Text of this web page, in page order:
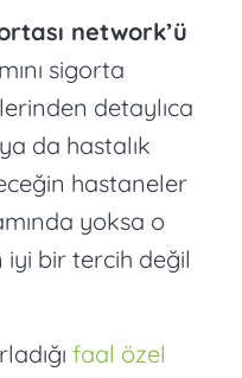
network’ü
sigorta
detaylıca
da hastalık
hastaneler
yoksa o
iyi bir tercih değil
faal özel